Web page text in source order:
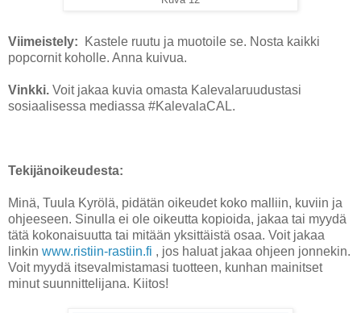
Viimeistely:
Kastele ruutu ja muotoile se. Nosta kaikki
popcornit koholle. Anna kuivua.
Vinkki. Voit jakaa kuvia omasta Kalevalaruudustasi
sosiaalisessa mediassa #KalevalaCAL.
Tekijänoikeudesta:
Minä, Tuula Kyrölä, pidätän oikeudet koko malliin, kuviin ja
ohjeeseen. Sinulla ei ole oikeutta kopioida, jakaa tai myydä
tätä kokonaisuutta tai mitään yksittäistä osaa. Voit jakaa
linkin www.ristiin-rastiin.fi , jos haluat jakaa ohjeen jonnekin.
Voit myydä itsevalmistamasi tuotteen, kunhan mainitset
minut suunnittelijana. Kiitos!